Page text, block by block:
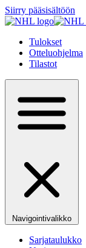
Siirry pääsisältöön
Tulokset
Otteluohjelma
Tilastot
Navigointivalikko
Sarjataulukko